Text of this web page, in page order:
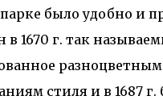
было удобно и
в 1670 г. так
стиля и в 1687